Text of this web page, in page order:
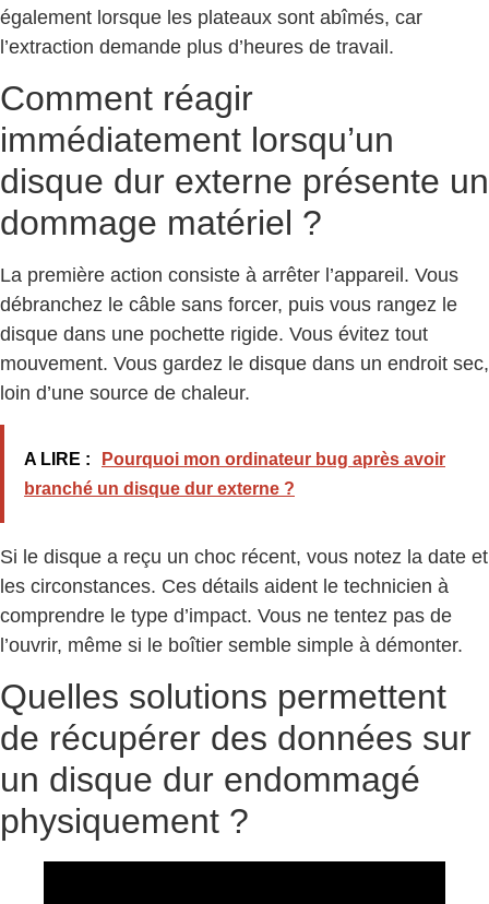
également lorsque les plateaux sont abîmés, car
l’extraction demande plus d’heures de travail.
Comment réagir
immédiatement lorsqu’un
disque dur externe présente un
dommage matériel ?
La première action consiste à arrêter l’appareil. Vous
débranchez le câble sans forcer, puis vous rangez le
disque dans une pochette rigide. Vous évitez tout
mouvement. Vous gardez le disque dans un endroit sec,
loin d’une source de chaleur.
A LIRE :
Pourquoi mon ordinateur bug après avoir
branché un disque dur externe ?
Si le disque a reçu un choc récent, vous notez la date et
les circonstances. Ces détails aident le technicien à
comprendre le type d’impact. Vous ne tentez pas de
l’ouvrir, même si le boîtier semble simple à démonter.
Quelles solutions permettent
de récupérer des données sur
un disque dur endommagé
physiquement ?